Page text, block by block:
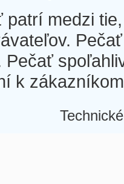
patrí medzi
Pečať
k